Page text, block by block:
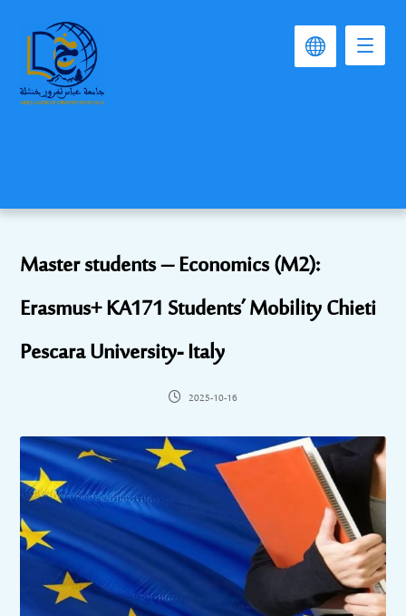
Master students – Economics (M2):
Erasmus+ KA171 Students’ Mobility Chieti
Pescara University- Italy
2025-10-16